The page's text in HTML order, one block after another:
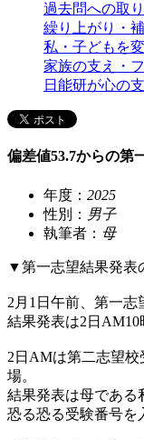
過去問への取
繰り上がり・
私・子どもを
家族の支え・
日能研が心の
偏差値53.7からの第
年度： 2025
性別： 男子
執筆者： 母
▼第一志望結果発表
2月1日午前、第一志
結果発表は2日AM10
2日AMは第二志望
場。
結果発表は母である
恐る恐る受験番号を